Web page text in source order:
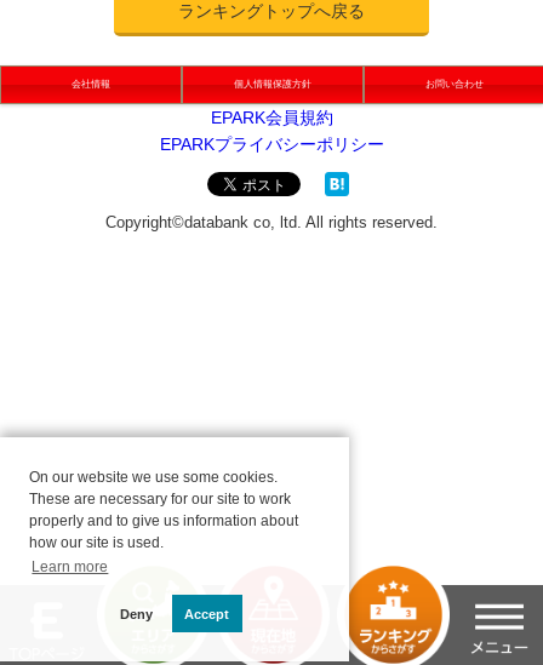
ランキングトップへ戻る
会社情報 個人情報保護方針 お問い合わせ
On our website we use some cookies.
These are necessary for our site to work
properly and to give us information about
how our site is used.
Learn more
Deny Accept